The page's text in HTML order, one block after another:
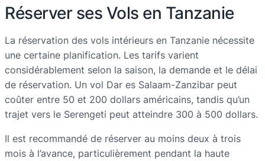
Réserver ses Vols en Tanzanie
La réservation des vols intérieurs en Tanzanie nécessite
une certaine planification. Les tarifs varient
considérablement selon la saison, la demande et le délai
de réservation. Un vol Dar es Salaam-Zanzibar peut
coûter entre 50 et 200 dollars américains, tandis qu’un
trajet vers le Serengeti peut atteindre 300 à 500 dollars.
Il est recommandé de réserver au moins deux à trois
mois à l’avance, particulièrement pendant la haute